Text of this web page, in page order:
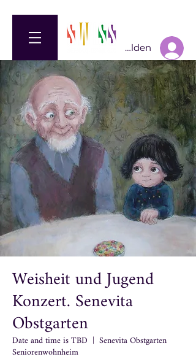
Anmelden
Weisheit und Jugend
Konzert. Senevita
Obstgarten
Date and time is TBD
  |
Senevita Obstgarten
Seniorenwohnheim